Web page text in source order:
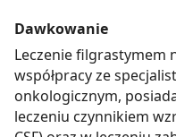
Dawkowanie
Leczenie filgrastymem
współpracy ze
onkologicznym,
leczeniu czynnikiem